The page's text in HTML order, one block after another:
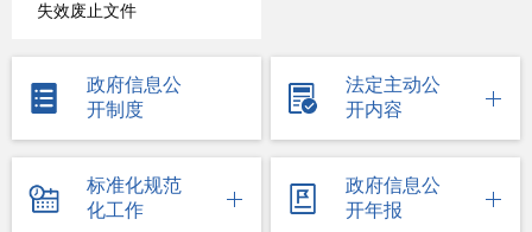
失效废止文件
政府信息公
开制度
法定主动公
开内容
标准化规范
化工作
政府信息公
开年报